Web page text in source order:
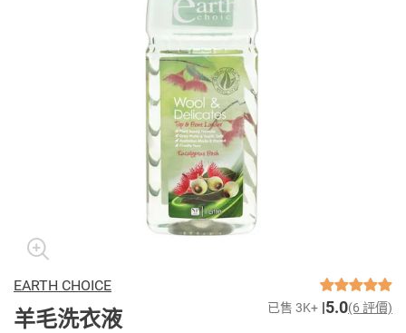
EARTH CHOICE
羊毛洗衣液 已售 3K+ 5.0(6 評價)